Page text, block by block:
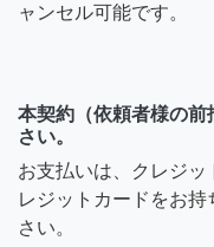
ャンセル可能です。
本契約（依頼者様の
さい。
お支払いは、クレジッ
レジットカードをお
さい。